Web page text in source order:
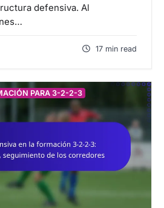
defensiva. Al
17 min read
PARA 3-2-2-3